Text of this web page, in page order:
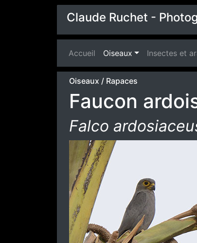
Claude Ruchet -
Accueil (current)
Oiseaux Insectes et
Oiseaux / Rapaces
Faucon
Falco